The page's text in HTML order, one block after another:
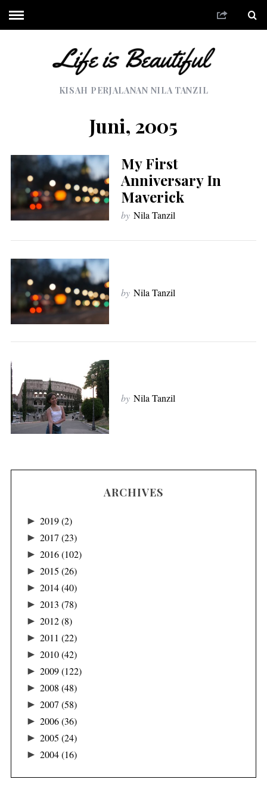
KISAH PERJALANAN NILA TANZIL
Juni, 2005
My First
Anniversary In
Maverick
by Nila Tanzil
by Nila Tanzil
by Nila Tanzil
ARCHIVES
► 2019(2)
► 2017 (23)
► 2016(102)
► 2015 (26)
► 2014(40)
► 2013 (78)
► 2012(8)
► 2011 (22)
► 2010(42)
► 2009(122)
► 2008 (48)
► 2007 (58)
► 2006(36)
► 2005 (24)
► 2004(16)